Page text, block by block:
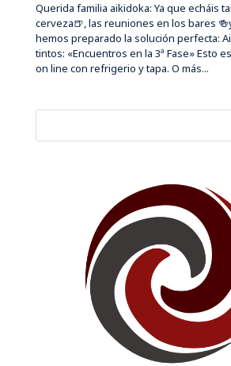
Querida familia aikidoka: Ya que echáis
cerveza🍺, las reuniones en los bares
hemos preparado la solución perfecta:
tintos: «Encuentros en la 3ª Fase» Esto
on line con refrigerio y tapa. O más...